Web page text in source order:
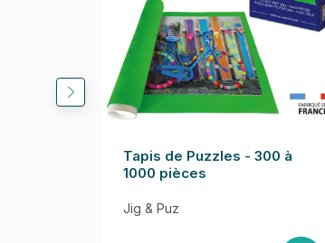
Tapis de Puzzles - 300 à
1000 pièces
Jig & Puz